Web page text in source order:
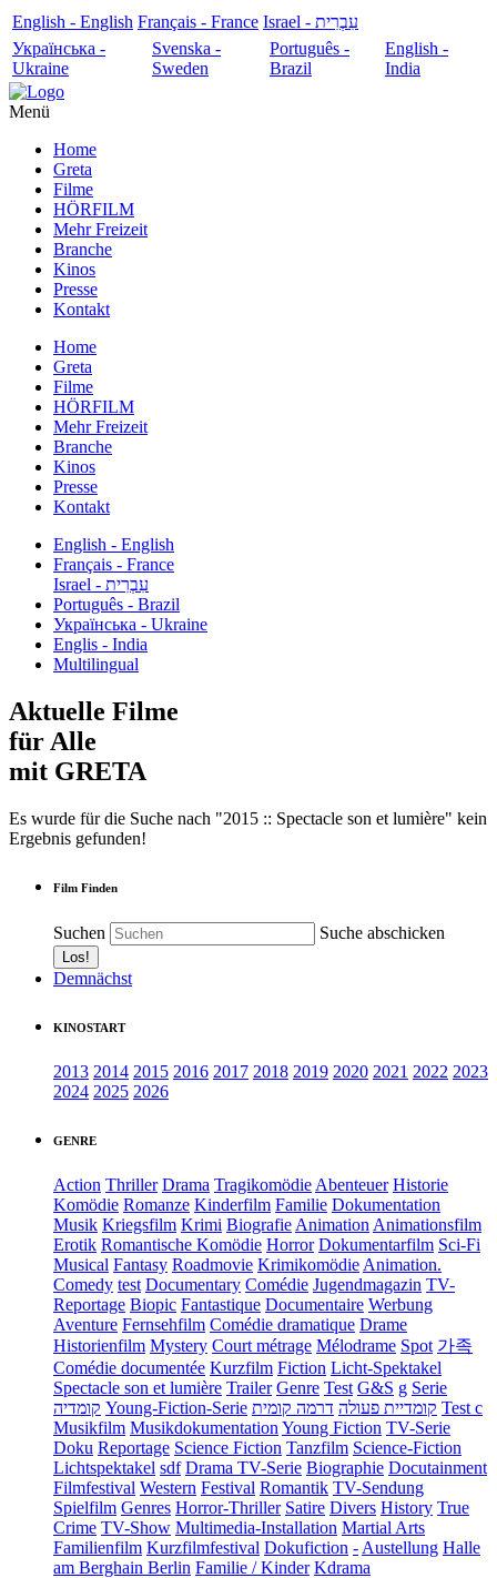
English - English Français - France
עִבְרִית - Israel
Українська -
Ukraine
Svenska -
Sweden
Português -
Brazil
English -
India
Menü
Home
Greta
Filme
HÖRFILM
Mehr Freizeit
Branche
Kinos
Presse
Kontakt
Home
Greta
Filme
HÖRFILM
Mehr Freizeit
Branche
Kinos
Presse
Kontakt
English - English
Français - France
עִבְרִית - Israel
Português - Brazil
Українська - Ukraine
Englis - India
Multilingual
Aktuelle Filme
für Alle
mit GRETA
Es wurde für die Suche nach "2015 :: Spectacle son et lumière" kein
Ergebnis gefunden!
Film Finden
Suchen Suche abschicken
Demnächst
KINOSTART
2013 2014 2015 2016 2017 2018 2019 2020 2021 2022 2023
2024 2025 2026
GENRE
Action Thriller Drama Tragikomödie Abenteuer Historie
Komödie Romanze Kinderfilm Familie Dokumentation
Musik Kriegsfilm Krimi Biografie Animation Animationsfilm
Erotik Romantische Komödie Horror Dokumentarfilm Sci-Fi
Musical Fantasy Roadmovie Krimikomödie Animation.
Comedy test Documentary Comédie Jugendmagazin TV-
Reportage Biopic Fantastique Documentaire Werbung
Aventure Fernsehfilm Comédie dramatique Drame
Historienfilm Mystery Court métrage Mélodrame Spot 가족
Comédie documentée Kurzfilm Fiction Licht-Spektakel
Spectacle son et lumière Trailer Genre Test G&S g Serie
קומדיה Young-Fiction-Serie קומדיית פעולה דרמה קומית
Test c
Musikfilm Musikdokumentation Young Fiction TV-Serie
Doku Reportage Science Fiction Tanzfilm Science-Fiction
Lichtspektakel sdf Drama TV-Serie Biographie Docutainment
Filmfestival Western Festival Romantik TV-Sendung
Spielfilm Genres Horror-Thriller Satire Divers History True
Crime TV-Show Multimedia-Installation Martial Arts
Familienfilm Kurzfilmfestival Dokufiction - Austellung Halle
am Berghain Berlin Familie / Kinder Kdrama